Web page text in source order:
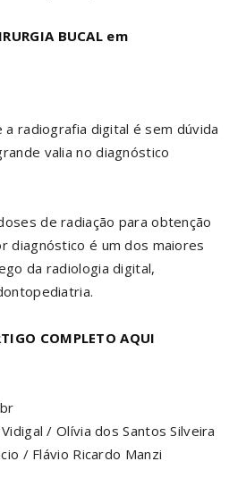
BUCAL em
a radiografia digital é sem dúvida
valia no diagnóstico
de radiação para obtenção
diagnóstico é um dos maiores
da radiologia digital,
COMPLETO AQUI
/ Olívia dos Santos Silveira
/ Flávio Ricardo Manzi